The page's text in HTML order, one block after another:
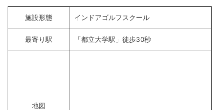
施設形態 インドアゴルフスクール
最寄り駅 「都立大学駅」徒歩30秒
地図